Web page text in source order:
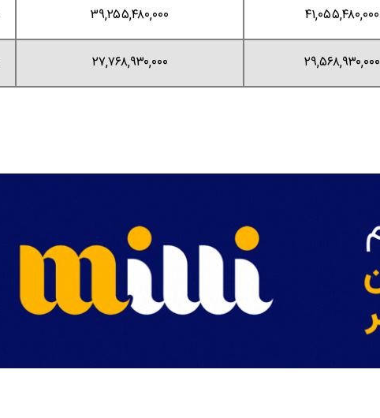
۴۱,۰۵۵,۴۸۰,۰۰۰ ۳۹,۲۵۵,۴۸۰,۰۰۰
۲۹,۵۶۸,۹۳۰,۰۰۰ ۲۷,۷۶۸,۹۳۰,۰۰۰